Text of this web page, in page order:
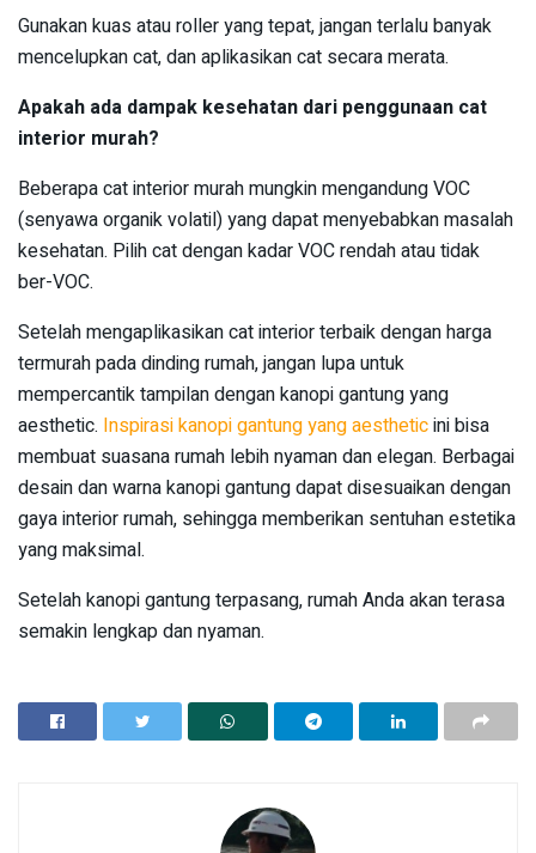
Gunakan kuas atau roller yang tepat, jangan terlalu banyak
mencelupkan cat, dan aplikasikan cat secara merata.
Apakah ada dampak kesehatan dari penggunaan cat
interior murah?
Beberapa cat interior murah mungkin mengandung VOC
(senyawa organik volatil) yang dapat menyebabkan masalah
kesehatan. Pilih cat dengan kadar VOC rendah atau tidak
ber-VOC.
Setelah mengaplikasikan cat interior terbaik dengan harga
termurah pada dinding rumah, jangan lupa untuk
mempercantik tampilan dengan kanopi gantung yang
aesthetic. Inspirasi kanopi gantung yang aestheticini bisa
membuat suasana rumah lebih nyaman dan elegan. Berbagai
desain dan warna kanopi gantung dapat disesuaikan dengan
gaya interior rumah, sehingga memberikan sentuhan estetika
yang maksimal.
Setelah kanopi gantung terpasang, rumah Anda akan terasa
semakin lengkap dan nyaman.